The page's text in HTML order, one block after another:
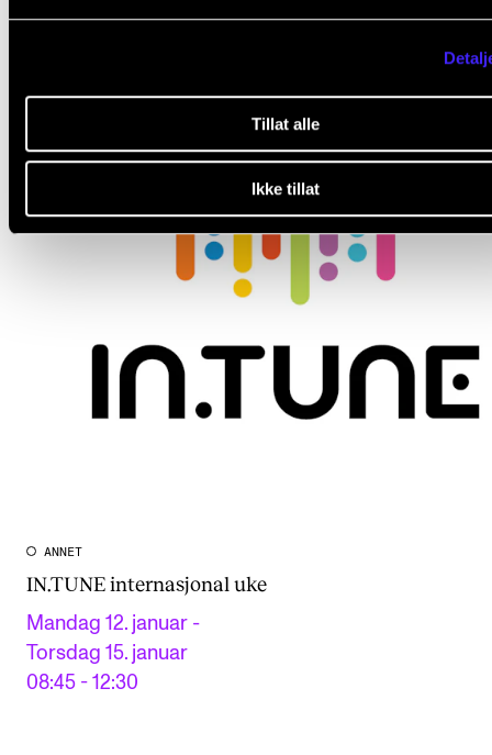
Tillat alle
Ikke tillat
ANNET
IN.TUNE internasjonal uke
Mandag 12. januar -
Torsdag 15. januar
08:45 - 12:30